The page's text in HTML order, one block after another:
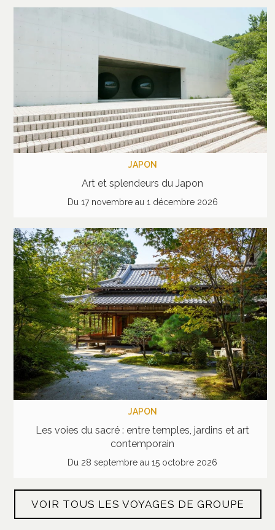
JAPON
Art et splendeurs du Japon
Du 17 novembre au 1 décembre 2026
JAPON
Les voies du sacré : entre temples, jardins et art
contemporain
Du 28 septembre au 15 octobre 2026
VOIR TOUS LES VOYAGES DE GROUPE